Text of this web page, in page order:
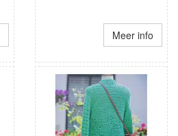
Meer info